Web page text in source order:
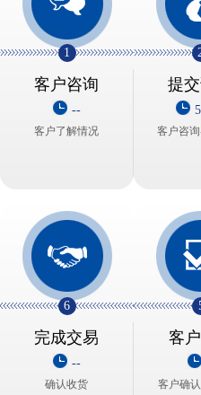
1
客户咨询
--
客户了解情况
提
客户咨
客
客户确
6
完成交易
--
确认收货